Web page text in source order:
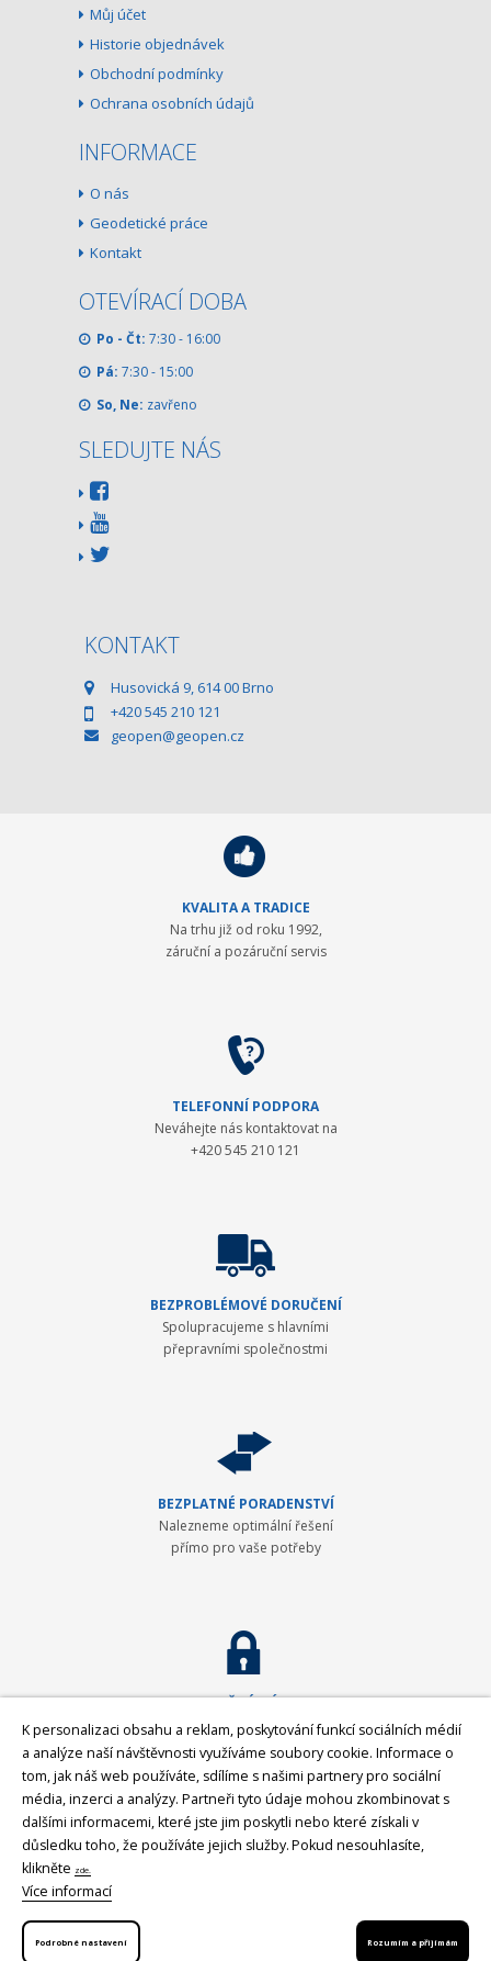
Můj účet
Historie objednávek
Obchodní podmínky
Ochrana osobních údajů
INFORMACE
O nás
Geodetické práce
Kontakt
OTEVÍRACÍ DOBA
Po - Čt: 7:30 - 16:00
Pá: 7:30 - 15:00
So, Ne: zavřeno
SLEDUJTE NÁS
KONTAKT
Husovická 9, 614 00 Brno
+420 545 210 121
geopen@geopen.cz
K personalizaci obsahu a reklam, poskytování funkcí sociálních médií
a analýze naší návštěvnosti využíváme soubory cookie. Informace o
tom, jak náš web používáte, sdílíme s našimi partnery pro sociální
média, inzerci a analýzy. Partneři tyto údaje mohou zkombinovat s
dalšími informacemi, které jste jim poskytli nebo které získali v
důsledku toho, že používáte jejich služby.Pokud nesouhlasíte,
klikněte zde.
Více informací
Podrobné nastavení Rozumím a přijímám
KVALITA A TRADICE
Na trhu již od roku 1992,
záruční a pozáruční servis
TELEFONNÍ PODPORA
Neváhejte nás kontaktovat na
+420 545 210 121
BEZPROBLÉMOVÉ DORUČENÍ
Spolupracujeme s hlavními
přepravními společnostmi
BEZPLATNÉ PORADENSTVÍ
Nalezneme optimální řešení
přímo pro vaše potřeby
BEZPEČNÝ NÁKUP
Máme plně zabezpečený
nákupní proces
GEOPEN Systems
Společnost GEOPEN, s.r.o. byla založena v roce 1992 a od počátku se
věnovala zavádění moderní měřické techniky ve stavebnictví a v geodézii.
přední japonský výrobce (nejen) geodetické techniky. Postupem času byla
nabídka rozšířena o spolehlivá laserová zařízení Laser Alignment a